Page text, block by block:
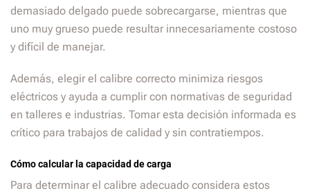
demasiado delgado puede sobrecargarse, mientras que
uno muy grueso puede resultar innecesariamente costoso
y difícil de manejar.
Además, elegir el calibre correcto minimiza riesgos
eléctricos y ayuda a cumplir con normativas de seguridad
en talleres e industrias. Tomar esta decisión informada es
crítico para trabajos de calidad y sin contratiempos.
Cómo calcular la capacidad de carga
Para determinar el calibre adecuado considera estos